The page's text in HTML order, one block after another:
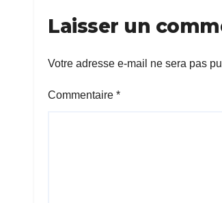
Laisser un
Votre adresse e-mail ne sera pas
Commentaire *